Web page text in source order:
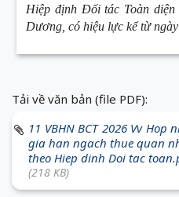
Hiệp định Đối tác Toàn
Dương, có hiệu lực kể từ
Tải về văn bản (file PDF):
11 VBHN BCT 2026 Vv
gia han ngach thue quan
theo Hiep dinh Doi tac
(218 KB)